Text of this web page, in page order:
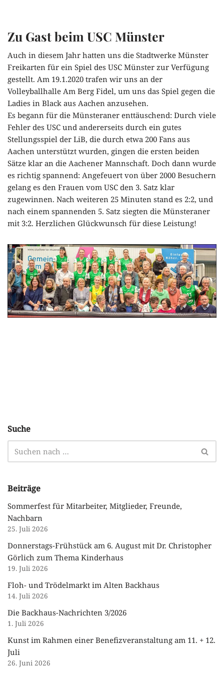
Inhalt
springen
Zu Gast beim USC Münster
Auch in diesem Jahr hatten uns die Stadtwerke Münster
Freikarten für ein Spiel des USC Münster zur Verfügung
gestellt. Am 19.1.2020 trafen wir uns an der
Volleyballhalle Am Berg Fidel, um uns das Spiel gegen die
Ladies in Black aus Aachen anzusehen.
Es begann für die Münsteraner enttäuschend: Durch viele
Fehler des USC und andererseits durch ein gutes
Stellungsspiel der LiB, die durch etwa 200 Fans aus
Aachen unterstützt wurden, gingen die ersten beiden
Sätze klar an die Aachener Mannschaft. Doch dann wurde
es richtig spannend: Angefeuert von über 2000 Besuchern
gelang es den Frauen vom USC den 3. Satz klar
zugewinnen. Nach weiteren 25 Minuten stand es 2:2, und
nach einem spannenden 5. Satz siegten die Münsteraner
mit 3:2. Herzlichen Glückwunsch für diese Leistung!
Suche
Beiträge
Sommerfest für Mitarbeiter, Mitglieder, Freunde,
Nachbarn
25. Juli 2026
Donnerstags-Frühstück am 6. August mit Dr. Christopher
Görlich zum Thema Kinderhaus
19. Juli 2026
Floh- und Trödelmarkt im Alten Backhaus
14. Juli 2026
Die Backhaus-Nachrichten 3/2026
1. Juli 2026
Kunst im Rahmen einer Benefizveranstaltung am 11. + 12.
Juli
26. Juni 2026